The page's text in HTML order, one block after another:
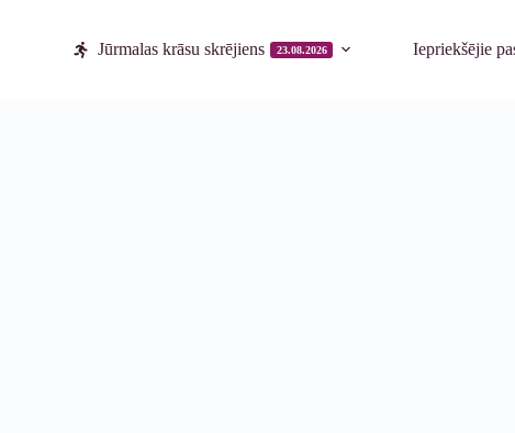
Jūrmalas krāsu skrējiens 23.08.2026 Iepriekšējie